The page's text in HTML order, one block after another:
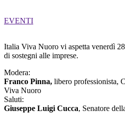
EVENTI
Italia Viva Nuoro vi aspetta venerdì
di sostegni alle imprese.
Modera:
Franco Pinna, libero professionista,
Viva Nuoro
Saluti:
Giuseppe Luigi Cucca, Senatore